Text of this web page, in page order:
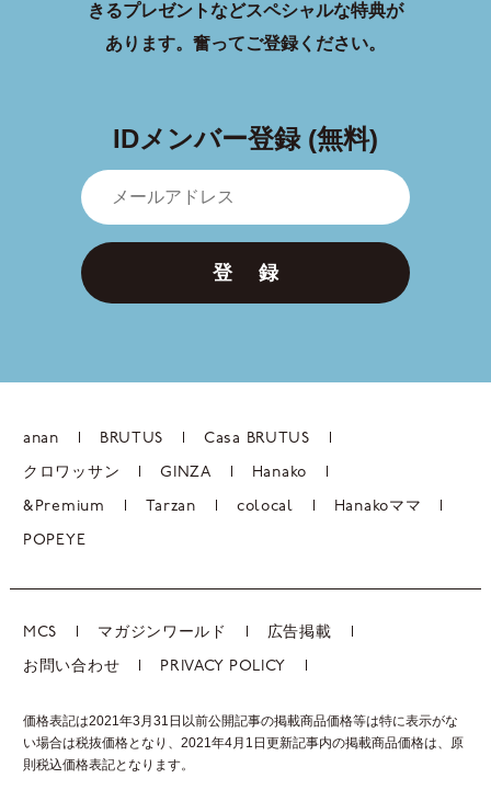
きるプレゼントなどスペシャルな特典が
あります。 奮ってご登録ください。
IDメンバー登録 (無料)
登 録
anan BRUTUS Casa BRUTUS
クロワッサン GINZA Hanako
&Premium Tarzan colocal Hanakoママ
POPEYE
MCS マガジンワールド 広告掲載
お問い合わせ PRIVACY POLICY
価格表記は2021年3月31日以前公開記事の掲載商品価格等は特に表示がな
い場合は税抜価格となり、2021年4月1日更新記事内の掲載商品価格は、 原
則税込価格表記となります。